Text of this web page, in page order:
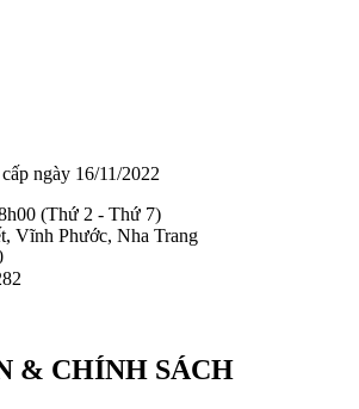
ngày 16/11/2022
(Thứ 2 - Thứ 7)
Vĩnh Phước, Nha Trang
& CHÍNH SÁCH